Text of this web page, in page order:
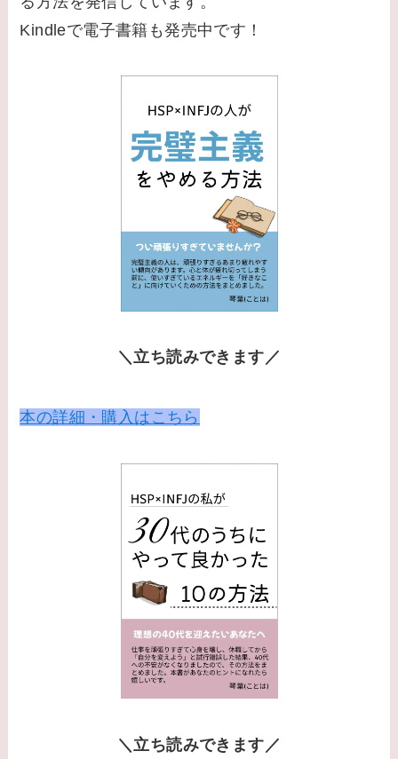
Kindleで電子書籍も発売中です！
＼立ち読みできます／
本の詳細・購入はこちら
＼立ち読みできます／